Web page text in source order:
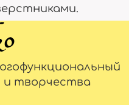
и творчества